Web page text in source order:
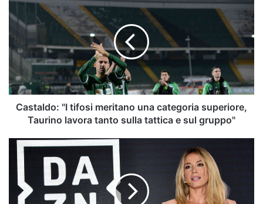
tifosi
meritano
categoria
superiore,
Taurino
lavora
tanto
gruppo"
Castaldo: "I tifosi meritano una categoria superiore,
Taurino lavora tanto sulla tattica e sul gruppo"
DAZN,
Codacons
rilancia:
chiesto